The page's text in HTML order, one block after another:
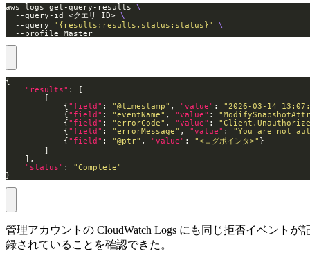
aws logs get-query-results
  --query-id <クエリ ID>
  --query
'{results:results,status:status}'
  --profile Master
"results"
            {
"field" : "@timestamp" , "value" : "2026-03-14
            {
"field" : "eventName" , "value" :
            {
"field" : "errorCode" , "value" :
            {
"field" : "errorMessage" , "value" : "You are not
            {
"field" : "@ptr" , "value" : "<ログポインタ>"
"status" : "Complete"
}
管理アカウントの CloudWatch Logs にも同じ拒否イベントが
録されていることを確認できた。